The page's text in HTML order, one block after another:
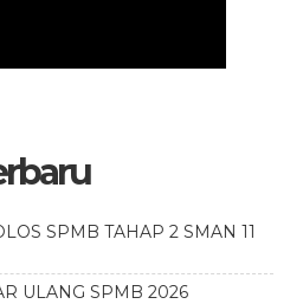
SPMB TAHAP 2 SMAN 11
ULANG SPMB 2026